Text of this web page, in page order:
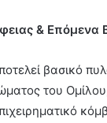
& Επόμενα
βασικό
του